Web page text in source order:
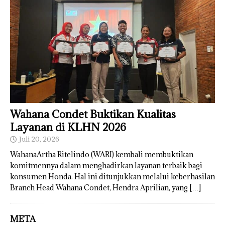
Wahana Condet Buktikan Kualitas
Layanan di KLHN 2026
Juli 20, 2026
WahanaArtha Ritelindo (WARI) kembali membuktikan
komitmennya dalam menghadirkan layanan terbaik bagi
konsumen Honda. Hal ini ditunjukkan melalui keberhasilan
Branch Head Wahana Condet, Hendra Aprilian, yang […]
META